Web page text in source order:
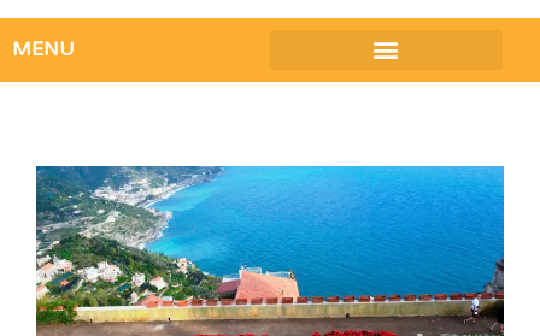
MENU